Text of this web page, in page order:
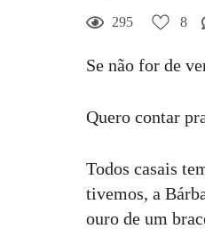
295 8
Se não for de
Quero contar
Todos casais
tivemos, a
ouro de um